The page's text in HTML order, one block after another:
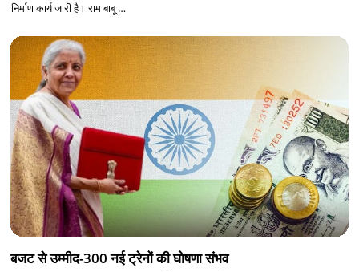
निर्माण कार्य जारी है। राम बाबू …
बजट से उम्मीद-300 नई ट्रेनों की घोषणा संभव